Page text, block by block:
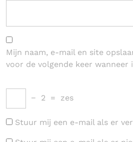
Mijn naam, e-mail en site
voor de volgende keer wanneer
− 2 = zes
Stuur mij een e-mail als er